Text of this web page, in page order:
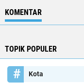
KOMENTAR
TOPIK POPULER
Kota